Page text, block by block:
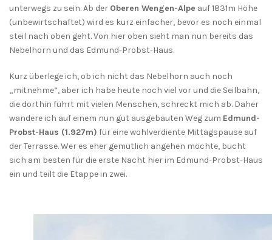
unterwegs zu sein. Ab der Oberen Wengen-Alpe auf 1831m Höhe
(unbewirtschaftet) wird es kurz einfacher, bevor es noch einmal
steil nach oben geht. Von hier oben sieht man nun bereits das
Nebelhorn und das Edmund-Probst-Haus.
Kurz überlege ich, ob ich nicht das Nebelhorn auch noch
„mitnehme“, aber ich habe heute noch viel vor und die Seilbahn,
die dorthin führt mit vielen Menschen, schreckt mich ab. Daher
wandere ich auf einem nun gut ausgebauten Weg zum Edmund-
Probst-Haus (1.927m) für eine wohlverdiente Mittagspause auf
der Terrasse. Wer es eher gemütlich angehen möchte, bucht
sich am besten für die erste Nacht hier im Edmund-Probst-Haus
ein und teilt die Etappe in zwei.